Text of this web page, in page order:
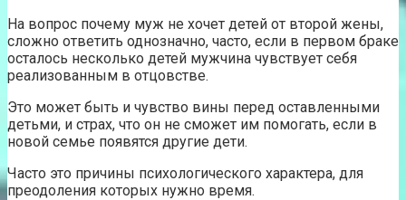
На вопрос почему муж не хочет детей от второй жены,
сложно ответить однозначно, часто, если в первом браке
осталось несколько детей мужчина чувствует себя
реализованным в отцовстве.
Это может быть и чувство вины перед оставленными
детьми, и страх, что он не сможет им помогать, если в
новой семье появятся другие дети.
Часто это причины психологического характера, для
преодоления которых нужно время.